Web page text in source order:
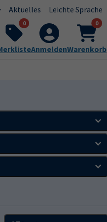
for "Kontakt"
Aktuelles Leichte Sprache
0
Anmelden
0
Warenkorb